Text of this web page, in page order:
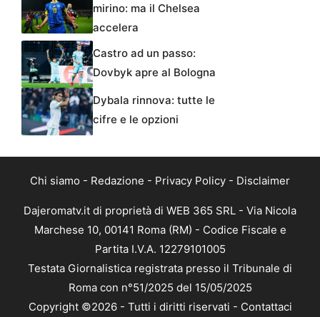
mirino: ma il Chelsea
accelera
Castro ad un passo:
Dovbyk apre al Bologna
Dybala rinnova: tutte le
cifre e le opzioni
Chi siamo - Redazione - Privacy Policy - Disclaimer
Dajeromatv.it di proprietà di WEB 365 SRL - Via Nicola
Marchese 10, 00141 Roma (RM) - Codice Fiscale e
Partita I.V.A. 12279101005
Testata Giornalistica registrata presso il Tribunale di
Roma con n°51/2025 del 15/05/2025
Copyright ©2026 - Tutti i diritti riservati - Contattaci